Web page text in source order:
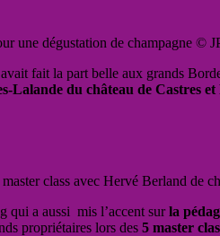
une dégustation de champagne ©
fait la part belle aux grands
Lalande du château de Castres
class avec Hervé Berland de
qui a aussi mis l’accent surla
propriétaires lors des 5 master